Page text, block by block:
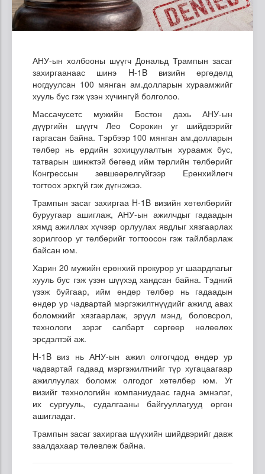
АНУ-ын холбооны шүүгч Дональд Трампын засаг
захиргаанаас шинэ H-1B визийн өргөдөлд
ногдуулсан 100 мянган ам.долларын хураамжийг
хууль бус гэж үзэн хүчингүй болголоо.
Массачусетс мужийн Бостон дахь АНУ-ын
дүүргийн шүүгч Лео Сорокин уг шийдвэрийг
гаргасан байна. Тэрбээр 100 мянган ам.долларын
төлбөр нь ердийн зохицуулалтын хураамж бус,
татварын шинжтэй бөгөөд ийм төрлийн төлбөрийг
Конгрессын зөвшөөрөлгүйгээр Ерөнхийлөгч
тогтоох эрхгүй гэж дүгнэжээ.
Трампын засаг захиргаа H-1B визийн хөтөлбөрийг
буруугаар ашиглаж, АНУ-ын ажилчдыг гадаадын
хямд ажиллах хүчээр орлуулах явдлыг хязгаарлах
зорилгоор уг төлбөрийг тогтоосон гэж тайлбарлаж
байсан юм.
Харин 20 мужийн ерөнхий прокурор уг шаардлагыг
хууль бус гэж үзэн шүүхэд хандсан байна. Тэдний
үзэж буйгаар, ийм өндөр төлбөр нь гадаадын
өндөр ур чадвартай мэргэжилтнүүдийг ажилд авах
боломжийг хязгаарлаж, эрүүл мэнд, боловсрол,
технологи зэрэг салбарт сөргөөр нөлөөлөх
эрсдэлтэй аж.
H-1B виз нь АНУ-ын ажил олгогчдод өндөр ур
чадвартай гадаад мэргэжилтнийг түр хугацаагаар
ажиллуулах боломж олгодог хөтөлбөр юм. Уг
визийг технологийн компаниудаас гадна эмнэлэг,
их сургууль, судалгааны байгууллагууд өргөн
ашигладаг.
Трампын засаг захиргаа шүүхийн шийдвэрийг давж
заалдахаар төлөвлөж байна.